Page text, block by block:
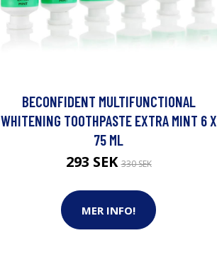
BECONFIDENT MULTIFUNCTIONAL
WHITENING TOOTHPASTE EXTRA MINT 6 X
75 ML
293 SEK330 SEK
MER INFO!